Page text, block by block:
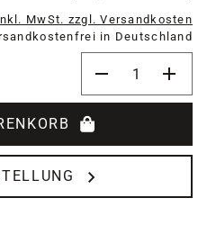
MwSt. zzgl. Versandkosten
in Deutschland